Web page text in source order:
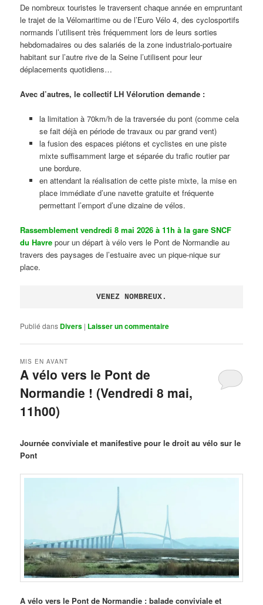
De nombreux touristes le traversent chaque année en empruntant
le trajet de la Vélomaritime ou de l’Euro Vélo 4, des cyclosportifs
normands l’utilisent très fréquemment lors de leurs sorties
hebdomadaires ou des salariés de la zone industrialo-portuaire
habitant sur l’autre rive de la Seine l’utilisent pour leur
déplacements quotidiens…
Avec d’autres, le collectif LH Vélorution demande :
la limitation à 70km/h de la traversée du pont (comme cela
se fait déjà en période de travaux ou par grand vent)
la fusion des espaces piétons et cyclistes en une piste
mixte suffisamment large et séparée du trafic routier par
une bordure.
en attendant la réalisation de cette piste mixte, la mise en
place immédiate d’une navette gratuite et fréquente
permettant l’emport d’une dizaine de vélos.
Rassemblement vendredi 8 mai 2026 à 11h à la gare SNCF
du Havre pour un départ à vélo vers le Pont de Normandie au
travers des paysages de l’estuaire avec un pique-nique sur
place.
VENEZ NOMBREUX.
Publié dans Divers | Laisser un commentaire
A vélo vers le Pont de
Normandie ! (Vendredi 8 mai,
11h00)
MIS EN AVANT
Journée conviviale et manifestive pour le droit au vélo sur le
Pont
A vélo vers le Pont de Normandie : balade conviviale et